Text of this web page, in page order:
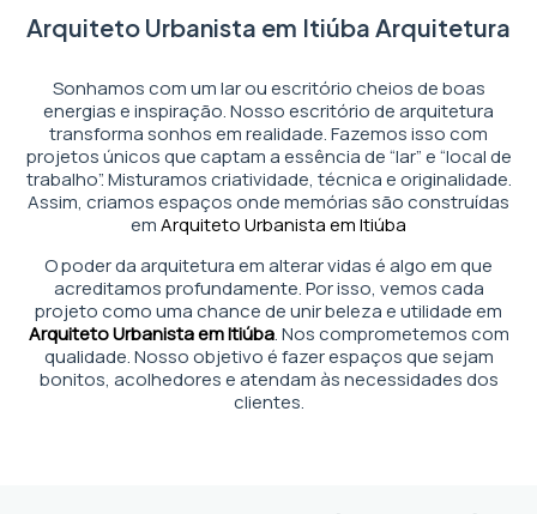
Arquiteto Urbanista em Itiúba Arquitetura
Sonhamos com um lar ou escritório cheios de boas
energias e inspiração. Nosso escritório de arquitetura
transforma sonhos em realidade. Fazemos isso com
projetos únicos que captam a essência de “lar” e “local de
trabalho”. Misturamos criatividade, técnica e originalidade.
Assim, criamos espaços onde memórias são construídas
emArquiteto Urbanista em Itiúba
O poder da arquitetura em alterar vidas é algo em que
acreditamos profundamente. Por isso, vemos cada
projeto como uma chance de unir beleza e utilidade em
Arquiteto Urbanista em Itiúba. Nos comprometemos com
qualidade. Nosso objetivo é fazer espaços que sejam
bonitos, acolhedores e atendam às necessidades dos
clientes.